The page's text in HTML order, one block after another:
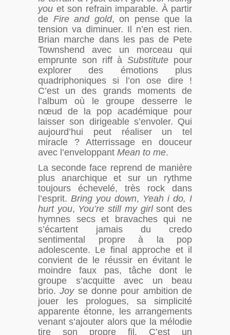
you et son refrain imparable. À partir
de Fire and gold, on pense que la
tension va diminuer. Il n’en est rien.
Brian marche dans les pas de Pete
Townshend avec un morceau qui
emprunte son riff àSubstitute pour
explorer des émotions plus
quadriphoniques si l’on ose dire !
C’est un des grands moments de
l’album où le groupe desserre le
nœud de la pop académique pour
laisser son dirigeable s’envoler. Qui
aujourd’hui peut réaliser un tel
miracle ? Atterrissage en douceur
avec l’enveloppant Mean to me.
La seconde face reprend de manière
plus anarchique et sur un rythme
toujours échevelé, très rock dans
l’esprit. Bring you down, Yeah i do, I
hurt you, You’re still my girlsont des
hymnes secs et bravaches qui ne
s’écartent jamais du credo
sentimental propre à la pop
adolescente. Le final approche et il
convient de le réussir en évitant le
moindre faux pas, tâche dont le
groupe s’acquitte avec un beau
brio.Joy se donne pour ambition de
jouer les prologues, sa simplicité
apparente étonne, les arrangements
venant s’ajouter alors que la mélodie
tire son propre fil. C’est un